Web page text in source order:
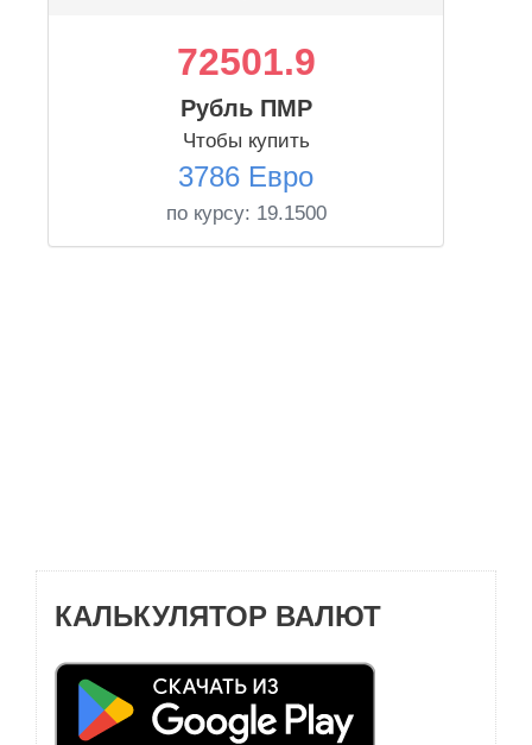
72501.9
Рубль ПМР
Чтобы купить
3786 Евро
по курсу: 19.1500
КАЛЬКУЛЯТОР ВАЛЮТ